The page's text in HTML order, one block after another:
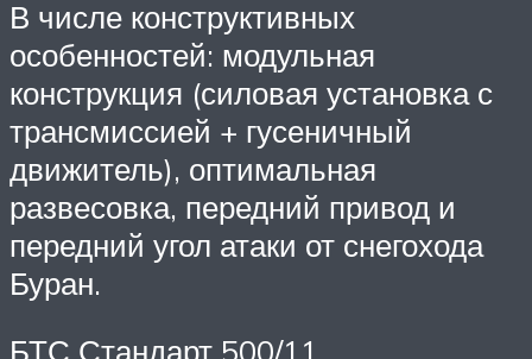
В числе конструктивных
особенностей: модульная
конструкция (силовая установка с
трансмиссией + гусеничный
движитель), оптимальная
развесовка, передний привод и
передний угол атаки от снегохода
Буран.
БТС Стандарт 500/11